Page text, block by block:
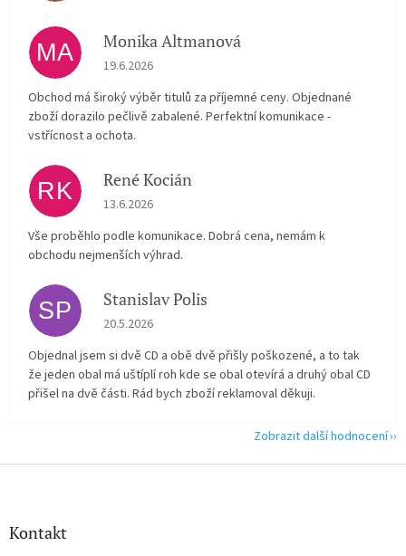
MA Monika Altmanová
Hodnocení obchodu je 5 z 5 hvězdiček.
19.6.2026
Obchod má široký výběr titulů za příjemné ceny. Objednané
zboží dorazilo pečlivě zabalené. Perfektní komunikace -
vstřícnost a ochota.
RK René Kocián
Hodnocení obchodu je 5 z 5 hvězdiček.
13.6.2026
Vše proběhlo podle komunikace. Dobrá cena, nemám k
obchodu nejmenších výhrad.
SP Stanislav Polis
Hodnocení obchodu je 2 z 5 hvězdiček.
20.5.2026
Objednal jsem si dvě CD a obě dvě přišly poškozené, a to tak
že jeden obal má uštíplí roh kde se obal otevírá a druhý obal CD
přišel na dvě části. Rád bych zboží reklamoval děkuji.
Zobrazit další hodnocení
Z
Kontakt